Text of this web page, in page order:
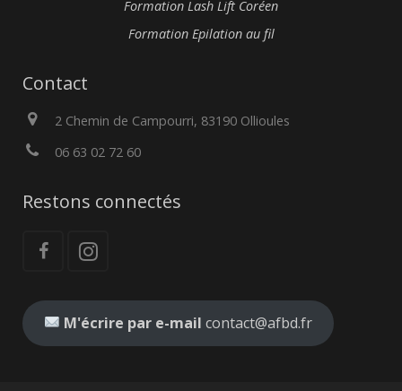
Formation Lash Lift Coréen
Formation Epilation au fil
Contact
2 Chemin de Campourri, 83190 Ollioules
06 63 02 72 60
Restons connectés
M'écrire par e-mail contact@afbd.fr